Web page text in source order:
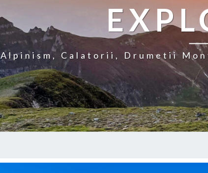
Alpinism, Calatorii, Drumetii